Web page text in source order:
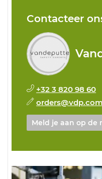
Contacteer
+32 3 820 98 60
orders@vdp.com
Meld je aan op de